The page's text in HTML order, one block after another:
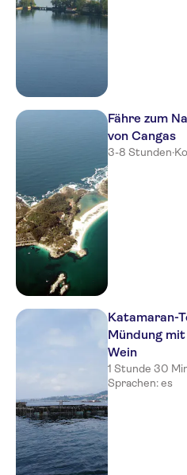
Fähre zum
von Cangas
3-8 Stunden·
Katamaran-
Mündung
Wein
1 Stunde 30
Sprachen: es